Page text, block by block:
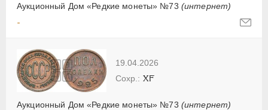
Аукционный Дом «Редкие монеты» №73 (интернет)
-
19.04.2026
Аукционный Дом «Редкие монеты» №73 (интернет)
XF